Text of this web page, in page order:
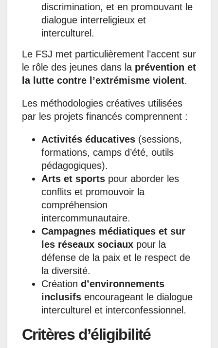
discrimination, et en promouvant le
dialogue interreligieux et
interculturel.
Le FSJ met particulièrement l’accent sur
le rôle des jeunes dans la prévention et
la lutte contre l’extrémisme violent.
Les méthodologies créatives utilisées
par les projets financés comprennent :
Activités éducatives (sessions,
formations, camps d’été, outils
pédagogiques).
Arts et sports pour aborder les
conflits et promouvoir la
compréhension
intercommunautaire.
Campagnes médiatiques et sur
les réseaux sociaux pour la
défense de la paix et le respect de
la diversité.
Création d’environnements
inclusifs encourageant le dialogue
interculturel et interconfessionnel.
Critères d’éligibilité